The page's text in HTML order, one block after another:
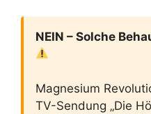
NEIN – Solche
Magnesium
TV-Sendung „Die